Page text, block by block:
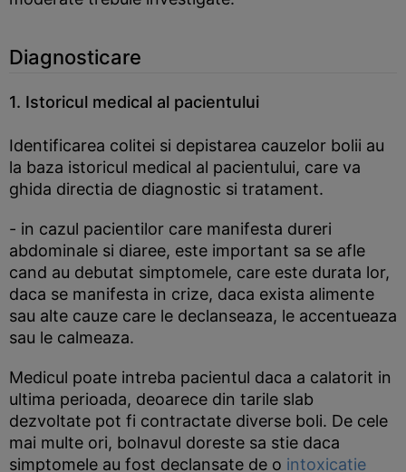
Diagnosticare
1. Istoricul medical al pacientului
Identificarea colitei si depistarea cauzelor bolii au
la baza istoricul medical al pacientului, care va
ghida directia de diagnostic si tratament.
- in cazul pacientilor care manifesta dureri
abdominale si diaree, este important sa se afle
cand au debutat simptomele, care este durata lor,
daca se manifesta in crize, daca exista alimente
sau alte cauze care le declanseaza, le accentueaza
sau le calmeaza.
Medicul poate intreba pacientul daca a calatorit in
ultima perioada, deoarece din tarile slab
dezvoltate pot fi contractate diverse boli. De cele
mai multe ori, bolnavul doreste sa stie daca
simptomele au fost declansate de o intoxicatie